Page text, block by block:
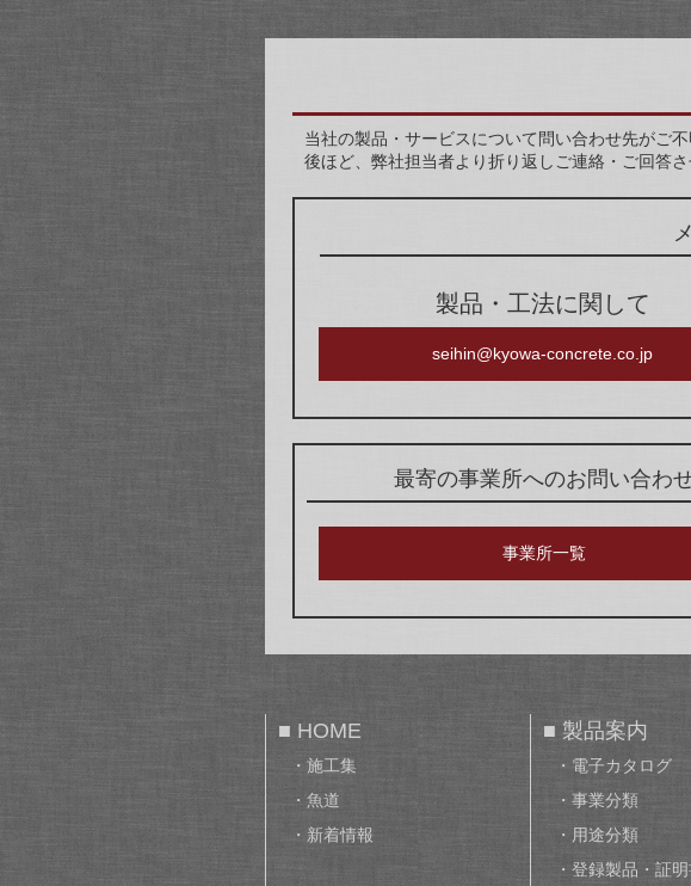
当社の製品・サービスについて問い合わせ先がご
後ほど、弊社担当者より折り返しご連絡・ご回答さ
製品・工法に関して
seihin@kyowa-concrete.co.jp
最寄の事業所へのお問い合わ
事業所一覧
■ HOME
・施工集
・魚道
・新着情報
■ 製品案内
・電子カタログ
・事業分類
・用途分類
・登録製品・証